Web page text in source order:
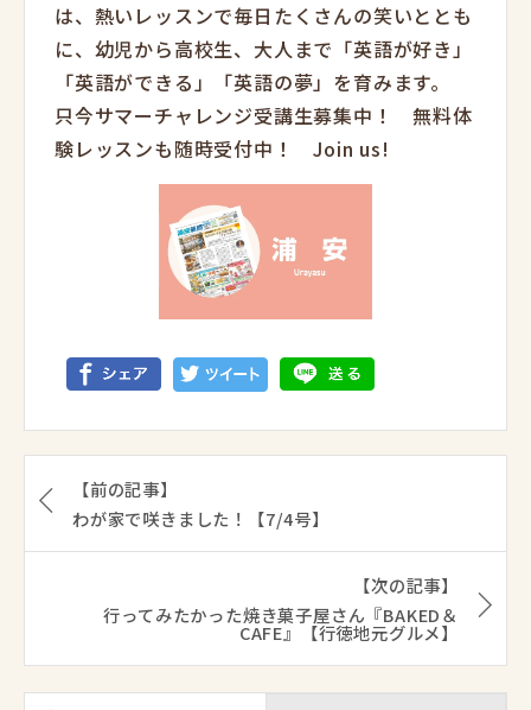
は、熱いレッスンで毎日たくさんの笑いととも
に、幼児から高校生、大人まで「英語が好き」
「英語ができる」「英語の夢」を育みます。
只今サマーチャレンジ受講生募集中！ 無料体
験レッスンも随時受付中！ Join us!
【前の記事】
わが家で咲きました！【7/4号】
【次の記事】
行ってみたかった焼き菓子屋さん『BAKED＆
CAFE』【行徳地元グルメ】